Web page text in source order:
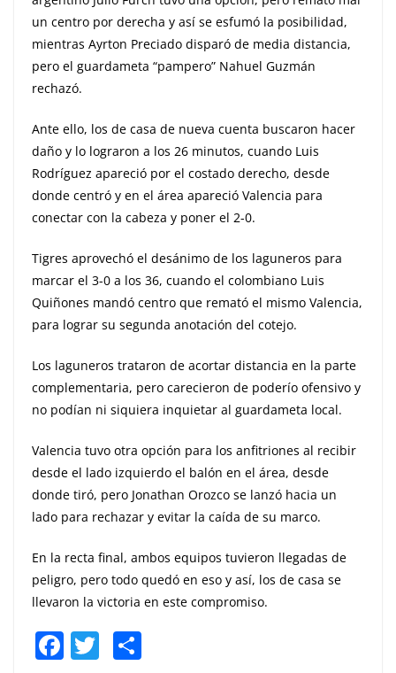
un centro por derecha y así se esfumó la posibilidad,
mientras Ayrton Preciado disparó de media distancia,
pero el guardameta “pampero” Nahuel Guzmán
rechazó.
Ante ello, los de casa de nueva cuenta buscaron hacer
daño y lo lograron a los 26 minutos, cuando Luis
Rodríguez apareció por el costado derecho, desde
donde centró y en el área apareció Valencia para
conectar con la cabeza y poner el 2-0.
Tigres aprovechó el desánimo de los laguneros para
marcar el 3-0 a los 36, cuando el colombiano Luis
Quiñones mandó centro que remató el mismo Valencia,
para lograr su segunda anotación del cotejo.
Los laguneros trataron de acortar distancia en la parte
complementaria, pero carecieron de poderío ofensivo y
no podían ni siquiera inquietar al guardameta local.
Valencia tuvo otra opción para los anfitriones al recibir
desde el lado izquierdo el balón en el área, desde
donde tiró, pero Jonathan Orozco se lanzó hacia un
lado para rechazar y evitar la caída de su marco.
En la recta final, ambos equipos tuvieron llegadas de
peligro, pero todo quedó en eso y así, los de casa se
llevaron la victoria en este compromiso.
F T